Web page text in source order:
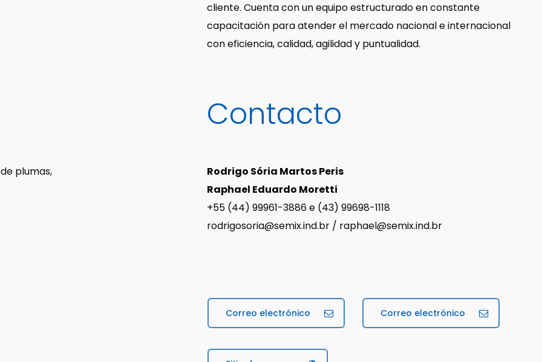
cliente. Cuenta con un equipo estructurado en constante
capacitación para atender el mercado nacional e internacional
con eficiencia, calidad, agilidad y puntualidad.
plumas,
Contacto
Rodrigo Sória Martos Peris
Raphael Eduardo Moretti
+55 (44) 99961-3886 e (43) 99698-1118
rodrigosoria@semix.ind.br / raphael@semix.ind.br
Correo electrónico Correo electrónico